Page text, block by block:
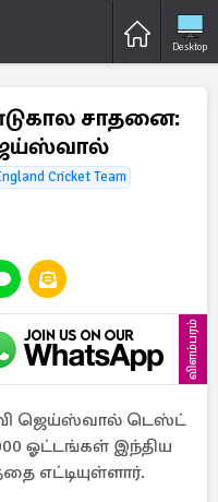
Desktop
சாதனை:
Cricket Team
விளம்பரம்
ஜெய்ஸ்வால் டெஸ்ட்
ஓட்டங்கள் இந்திய
எட்டியுள்ளார்.